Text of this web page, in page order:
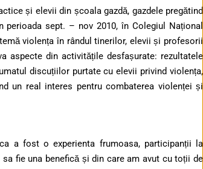
și elevii din școala gazdă, gazdele pregătind
sept. – nov 2010, în Colegiul Național
violența în rândul tinerilor, elevii și profesorii
aspecte din activitățile desfașurate: rezultatele
discuțiilor purtate cu elevii privind violența,
un real interes pentru combaterea violenței și
a fost o experienta frumoasa, participanții la
fie una benefică și din care am avut cu toții de